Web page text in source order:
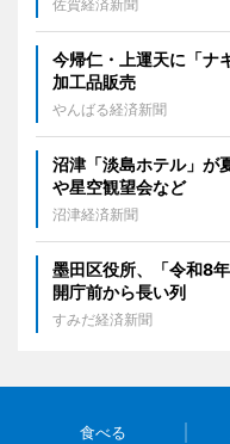
佐賀経済新聞
今帰仁・上運天に「
加工品販売
やんばる経済新聞
沼津「淡島ホテル」
や星空観望会など
沼津経済新聞
墨田区役所、「令和8
開庁前から長い列
すみだ経済新聞
食べる